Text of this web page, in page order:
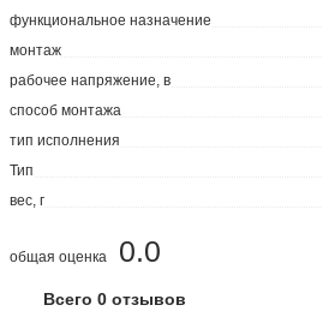
функциональное назначение
монтаж
рабочее напряжение, в
способ монтажа
тип исполнения
Тип
вес, г
0.0
общая оценка
Всего 0 отзывов